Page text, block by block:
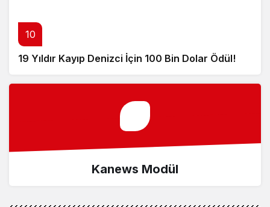
10
19 Yıldır Kayıp Denizci İçin 100 Bin Dolar Ödül!
Kanews Modül